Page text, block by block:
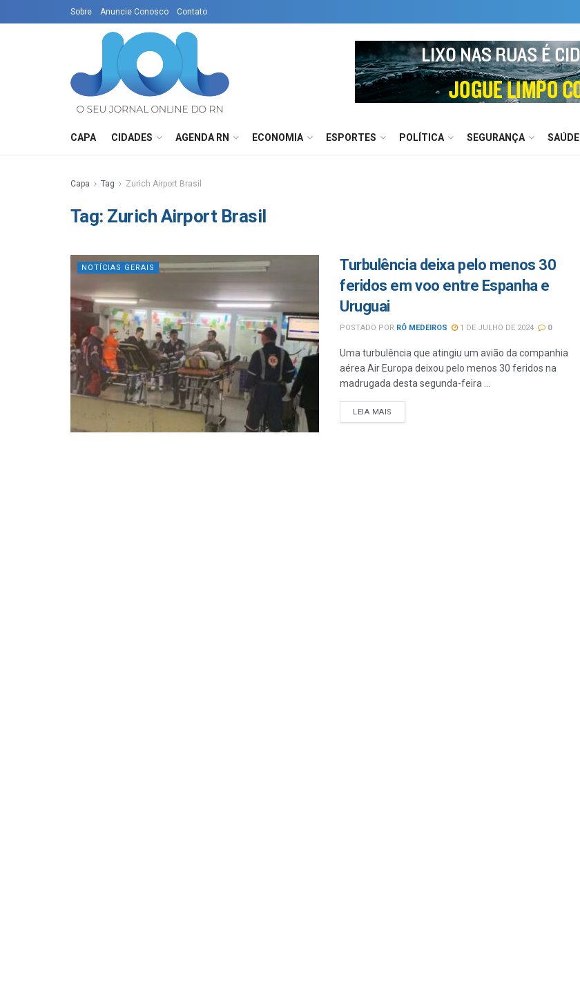
Sobre Anuncie Conosco Contato
CAPA CIDADES AGENDA RN ECONOMIA ESPORTES POLÍTICA SEGURANÇA SAÚDE
Capa Tag Zurich Airport Brasil
Tag: Zurich Airport Brasil
NOTÍCIAS GERAIS
Turbulência deixa pelo menos 30
feridos em voo entre Espanha e
Uruguai
POSTADO POR RÔ MEDEIROS 1 DE JULHO DE 2024 0
Uma turbulência que atingiu um avião da companhia
aérea Air Europa deixou pelo menos 30 feridos na
madrugada desta segunda-feira ...
LEIA MAIS